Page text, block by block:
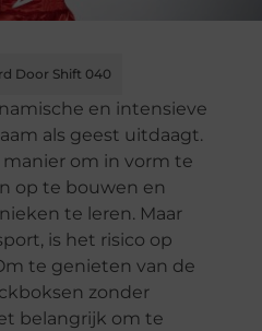
Door Shift 040
en intensieve
als geest uitdaagt.
om in vorm te
op te bouwen en
te leren. Maar
is het risico op
te genieten van de
zonder
belangrijk om te